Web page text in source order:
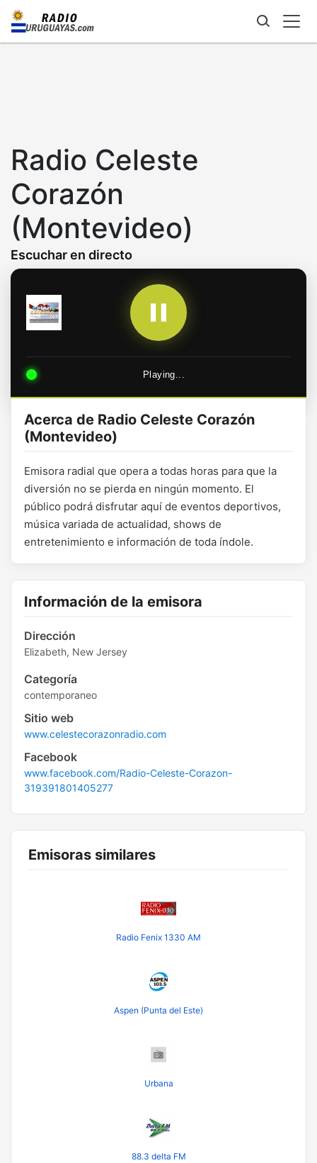
Skip
main
Radio Celeste
Corazón
(Montevideo)
Escuchar en directo
Playing...
Acerca de Radio Celeste Corazón
(Montevideo)
Emisora radial que opera a todas horas para que la
diversión no se pierda en ningún momento. El
público podrá disfrutar aquí de eventos deportivos,
música variada de actualidad, shows de
entretenimiento e información de toda índole.
Información de la emisora
Dirección
Elizabeth, New Jersey
Categoría
contemporaneo
Sitio web
www.celestecorazonradio.com
Facebook
www.facebook.com/Radio-Celeste-Corazon-
319391801405277
Emisoras similares
Radio Fenix 1330 AM
Aspen (Punta del Este)
Urbana
88.3 delta FM